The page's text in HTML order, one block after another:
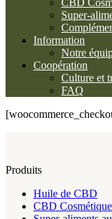
CBD
Super-
Information
Notre
Coopération
Culture et
FAQ
Produits
Huile de CBD
CBD